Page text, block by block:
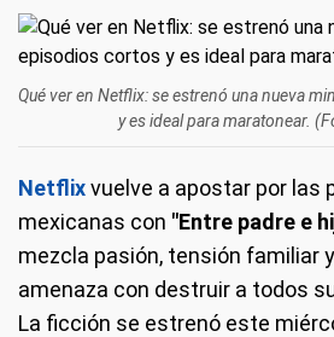
Qué ver en Netflix: se estrenó una nueva
y es ideal para maratonear.
Netflixvuelve a apostar por las
mexicanas con "Entre padre e
mezcla pasión, tensión familiar
amenaza con destruir a todos
La ficción se estrenó este